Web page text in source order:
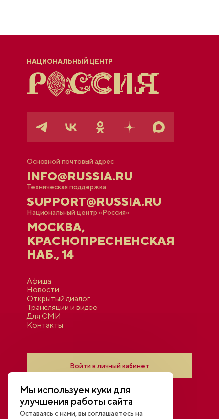
НАЦИОНАЛЬНЫЙ ЦЕНТР
Основной почтовый адрес
INFO@RUSSIA.RU
Техническая поддержка
SUPPORT@RUSSIA.RU
Национальный центр «Россия»
МОСКВА,
КРАСНОПРЕСНЕНСКАЯ
НАБ., 14
Афиша
Новости
Открытый диалог
Трансляции и видео
Для СМИ
Контакты
Войти в личный кабинет
Мы используем куки для
улучшения работы сайта
Оставаясь с нами, вы соглашаетесь на